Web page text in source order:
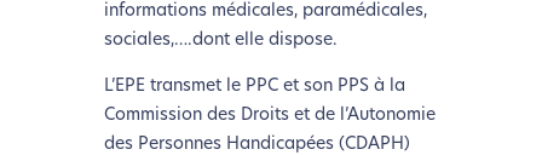
informations médicales, paramédicales,
sociales,….dont elle dispose.
L’EPE transmet le PPC et son PPS à la
Commission des Droits et de l’Autonomie
des Personnes Handicapées (CDAPH)